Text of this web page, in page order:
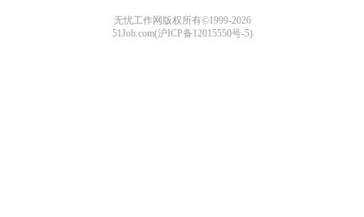
无忧工作网版权所有©1999-2026
51Job.com(沪ICP备12015550号-5)